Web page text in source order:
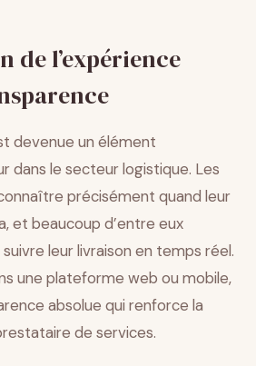
de l’expérience
devenue un élément
dans le secteur logistique. Les
précisément quand leur
et beaucoup d’entre eux
leur livraison en temps réel.
une plateforme web ou mobile,
absolue qui renforce la
de services.